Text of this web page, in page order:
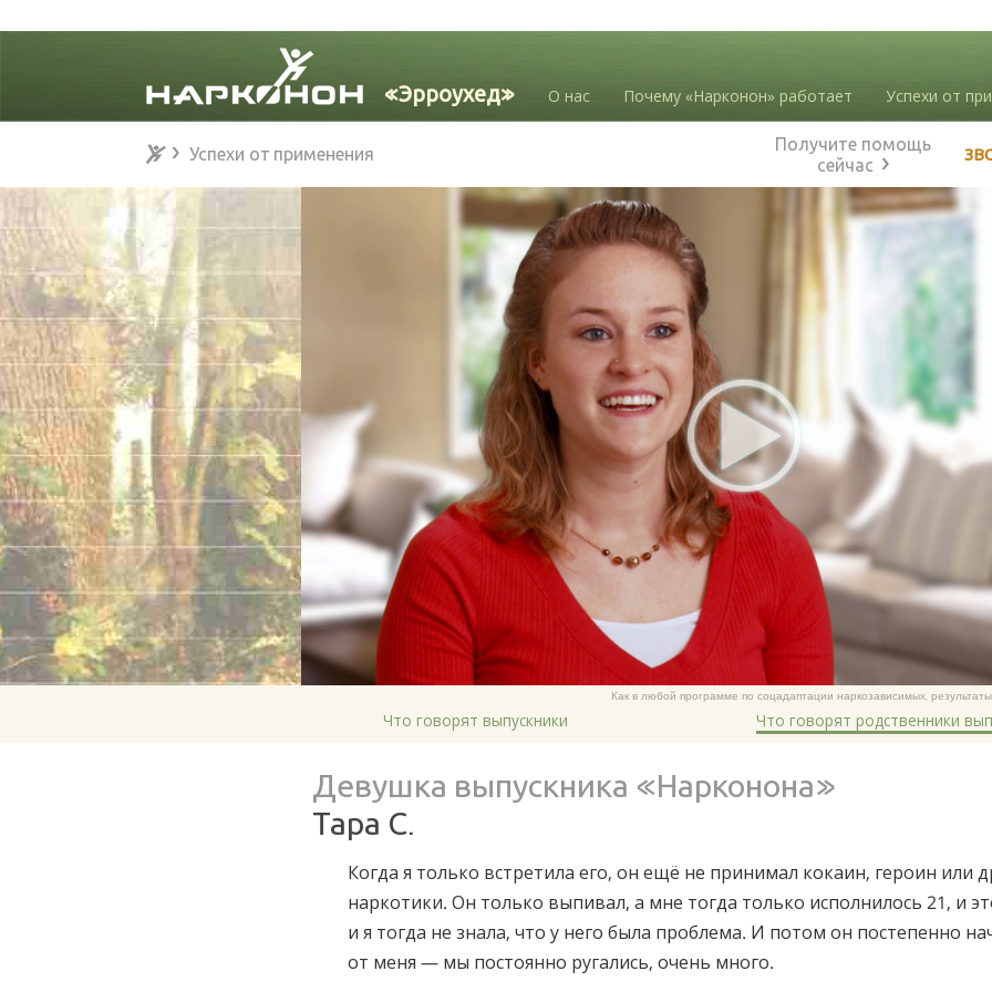
О нас Почему «Нарконон» работает Успехи от
⨯
Получите помощь
сейчас
Успехи от применения
Как в любой программе по соцадаптации наркозависимых,
Что говорят выпускники Что говорят родственники
Девушка выпускника «Нарконона»
Тара С.
Когда я только встретила его, он ещё не принимал кокаин, героин или
наркотики. Он только выпивал, а мне тогда только исполнилось 21, и
и я тогда не знала, что у него была проблема. И потом он постепенно
от меня — мы постоянно ругались, очень много.
Успехи от применения